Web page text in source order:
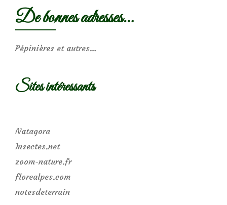
De bonnes adresses…
Pépinières et autres…
Sites intéressants
Natagora
Insectes.net
zoom-nature.fr
florealpes.com
notesdeterrain